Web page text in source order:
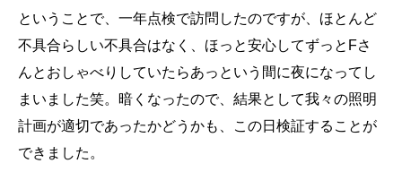
ということで、一年点検で訪問したのですが、ほとんど
不具合らしい不具合はなく、ほっと安心してずっとFさ
んとおしゃべりしていたらあっという間に夜になってし
まいました笑。暗くなったので、結果として我々の照明
計画が適切であったかどうかも、この日検証することが
できました。